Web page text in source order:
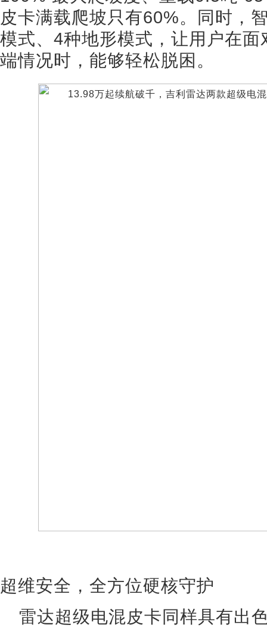
皮卡满载爬坡只有60%。同时，
模式、4种地形模式，让用户在
端情况时，能够轻松脱困。
超维安全，全方位硬核守护
雷达超级电混皮卡同样具有出